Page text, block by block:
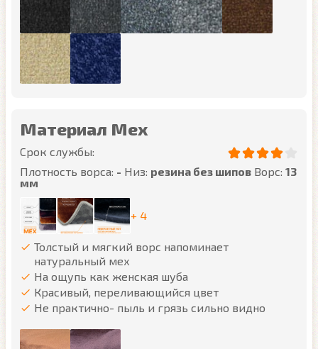
Материал Мех
Срок службы:
Плотность ворса: - Низ: резина без шипов Ворс: 13
мм
+ 4
Толстый и мягкий ворс напоминает
натуральный мех
На ощупь как женская шуба
Красивый, переливающийся цвет
Не практично- пыль и грязь сильно видно